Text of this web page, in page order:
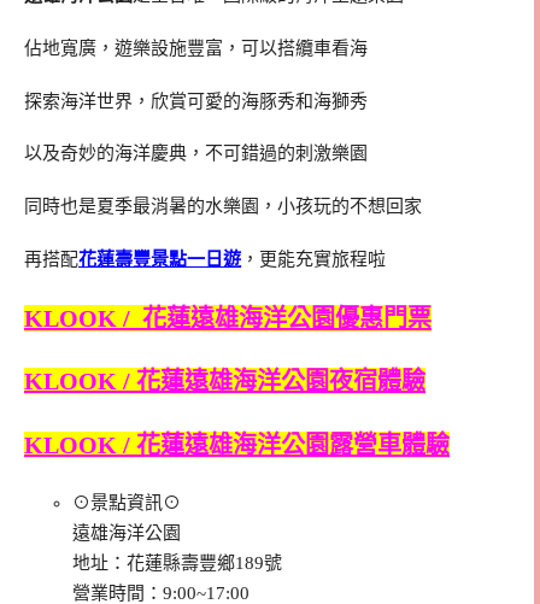
佔地寬廣，遊樂設施豐富，可以搭纜車看海
探索海洋世界，欣賞可愛的海豚秀和海獅秀
以及奇妙的海洋慶典，不可錯過的刺激樂園
同時也是夏季最消暑的水樂園，小孩玩的不想回家
再搭配花蓮壽豐景點一日遊 ，更能充實旅程啦
KLOOK / 花蓮遠雄海洋公園優惠門票
KLOOK / 花蓮遠雄海洋公園夜宿體驗
KLOOK / 花蓮遠雄海洋公園露營車體驗
⊙景點資訊⊙
遠雄海洋公園
地址：花蓮縣壽豐鄉189號
營業時間：9:00~17:00